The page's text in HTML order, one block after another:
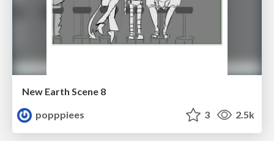
New Earth Scene 8
popppiees
3 2.5k